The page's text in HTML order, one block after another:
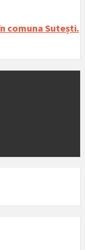
comuna Sutești.